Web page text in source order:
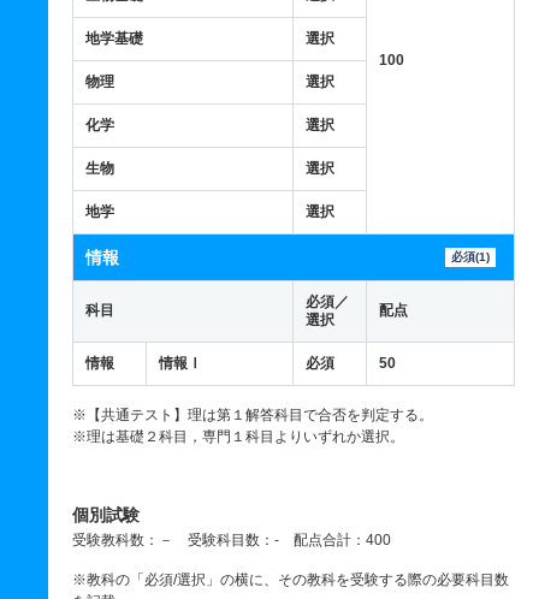
100
地学基礎 選択
物理 選択
化学 選択
生物 選択
地学 選択
情報 必須(1)
科目
必須／
選択
配点
情報 情報Ⅰ 必須 50
※【共通テスト】理は第１解答科目で合否を判定する。
※理は基礎２科目，専門１科目よりいずれか選択。
個別試験
受験教科数：－ 受験科目数：- 配点合計：400
※教科の「必須/選択」の横に、その教科を受験する際の必要科目数